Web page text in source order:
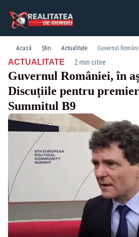
Acasă Știri Actualitate
ACTUALITATE· 2 min citire
Guvernul României, în
Discuțiile pentru
Summitul B9